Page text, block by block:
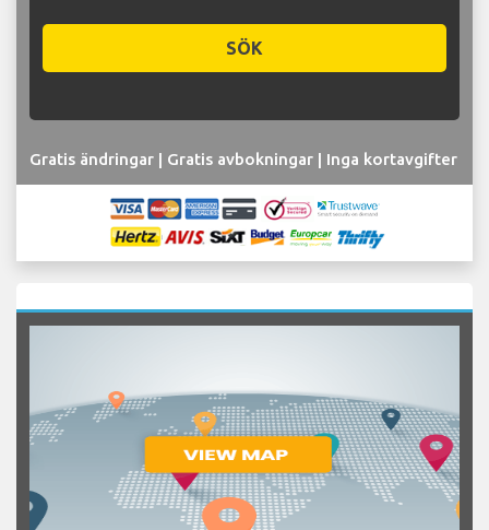
SÖK
Gratis ändringar | Gratis avbokningar | Inga kortavgifter